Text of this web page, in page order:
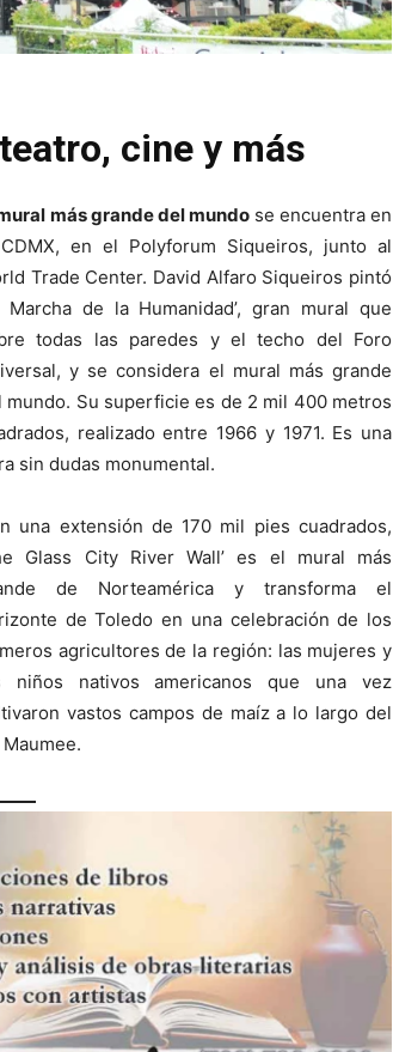
cine y más
más grande del mundo se encuentra en
en el Polyforum Siqueiros, junto al
Trade Center. David Alfaro Siqueiros pintó
Marcha de la Humanidad’, gran mural que
todas las paredes y el techo del Foro
y se considera el mural más grande
mundo. Su superficie es de 2 mil 400 metros
realizado entre 1966 y 1971. Es una
sin dudas monumental.
una extensión de 170 mil pies cuadrados,
Glass City River Wall’ es el mural más
de Norteamérica y transforma el
de Toledo en una celebración de los
agricultores de la región: las mujeres y
niños nativos americanos que una vez
vastos campos de maíz a lo largo del